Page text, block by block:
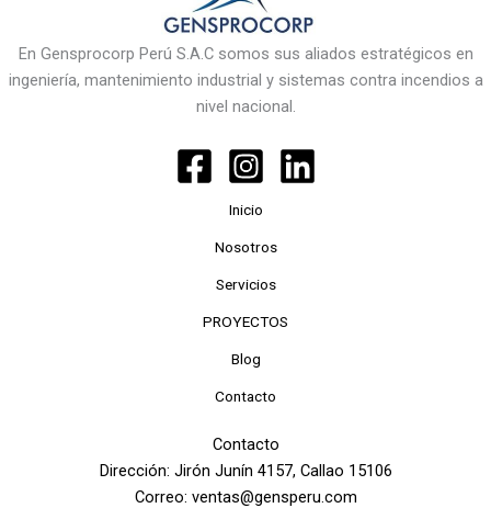
En Gensprocorp Perú S.A.C somos sus aliados estratégicos en
ingeniería, mantenimiento industrial y sistemas contra incendios a
nivel nacional.
Inicio
Nosotros
Servicios
PROYECTOS
Blog
Contacto
Contacto
Dirección: Jirón Junín 4157, Callao 15106
Correo: ventas@gensperu.com